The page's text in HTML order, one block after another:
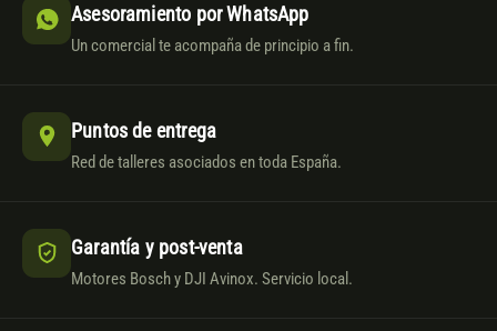
Asesoramiento por WhatsApp
Un comercial te acompaña de principio a fin.
Puntos de entrega
Red de talleres asociados en toda España.
Garantía y post-venta
Motores Bosch y DJI Avinox. Servicio local.